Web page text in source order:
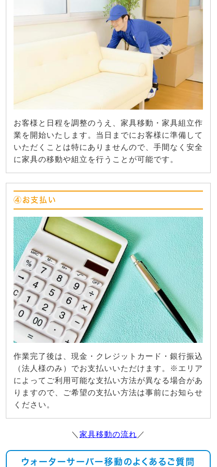
お客様と日程を調整のうえ、家具移動・家具組立作
業を開始いたします。当日までにお客様に準備して
いただくことは特にありませんので、手間なく安全
に家具の移動や組立を行うことが可能です。
④お支払い
作業完了後は、現金・クレジットカード・銀行振込
（法人様のみ）でお支払いいただけます。※エリア
によってご利用可能な支払い方法が異なる場合があ
りますので、ご希望の支払い方法は事前にお知らせ
ください。
＼ 家具移動の流れ ／
ウォーターサーバー移動のよくあるご質問